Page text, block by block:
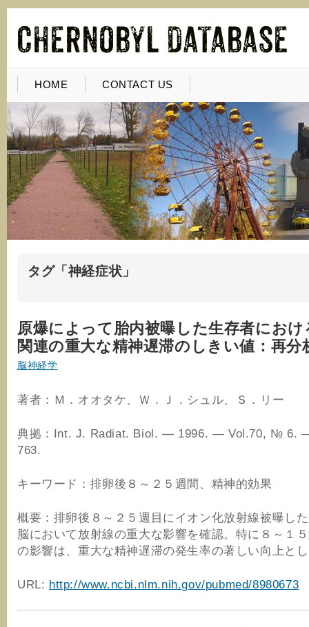
HOME CONTACT US
タグ「神経症状」
原爆によって胎内被曝した生存者におけ
関連の重大な精神遅滞のしきい値：再分
脳神経学
著者：Ｍ．オオタケ、Ｗ．Ｊ．シュル、Ｓ．リー
典拠：Int. J. Radiat. Biol. — 1996. — Vol.70, № 6.
763.
キーワード：排卵後８～２５週間、精神的効果
概要：排卵後８～２５週目にイオン化放射線被曝し
脳において放射線の重大な影響を確認。特に８～１
の影響は、重大な精神遅滞の発生率の著しい向上と
URL: http://www.ncbi.nlm.nih.gov/pubmed/8980673